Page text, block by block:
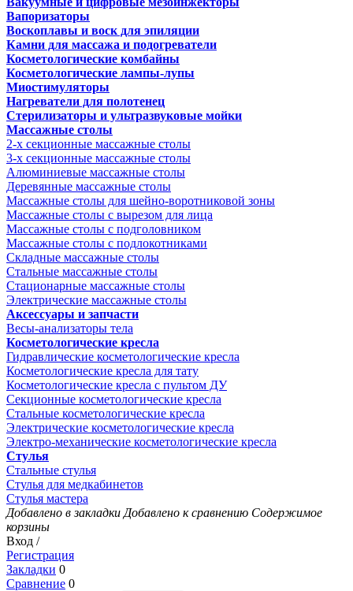
Вапоризаторы
Воскоплавы и воск для эпиляции
Камни для массажа и подогреватели
Косметологические комбайны
Косметологические лампы-лупы
Миостимуляторы
Нагреватели для полотенец
Стерилизаторы и ультразвуковые мойки
Массажные столы
2-х секционные массажные столы
3-х секционные массажные столы
Алюминиевые массажные столы
Деревянные массажные столы
Массажные столы для шейно-воротниковой зоны
Массажные столы с вырезом для лица
Массажные столы с подголовником
Массажные столы с подлокотниками
Складные массажные столы
Стальные массажные столы
Стационарные массажные столы
Электрические массажные столы
Аксессуары и запчасти
Весы-анализаторы тела
Косметологические кресла
Гидравлические косметологические кресла
Косметологические кресла для тату
Косметологические кресла с пультом ДУ
Секционные косметологические кресла
Стальные косметологические кресла
Электрические косметологические кресла
Электро-механические косметологические кресла
Стулья
Стальные стулья
Стулья для медкабинетов
Стулья мастера
Добавлено в закладки Добавлено к сравнению Содержимое
корзины
Вход /
Регистрация
Закладки 0
Сравнение 0